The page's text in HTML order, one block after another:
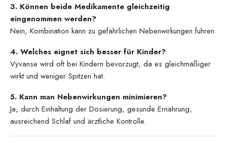
3. Können beide Medikamente gleichzeitig
eingenommen werden?
Nein, Kombination kann zu gefährlichen Nebenwirkungen führen.
4. Welches eignet sich besser für Kinder?
Vyvanse wird oft bei Kindern bevorzugt, da es gleichmäßiger
wirkt und weniger Spitzen hat.
5. Kann man Nebenwirkungen minimieren?
Ja, durch Einhaltung der Dosierung, gesunde Ernährung,
ausreichend Schlaf und ärztliche Kontrolle.